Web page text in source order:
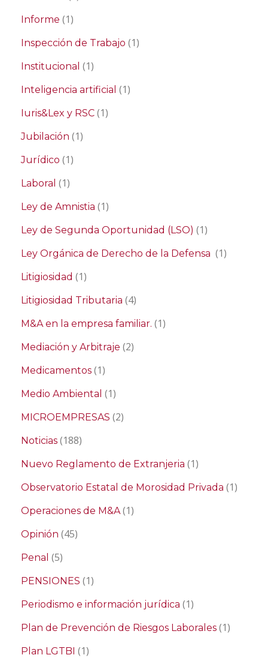
Informe (1)
Inspección de Trabajo (1)
Institucional (1)
Inteligencia artificial (1)
Iuris&Lex y RSC (1)
Jubilación (1)
Jurídico (1)
Laboral (1)
Ley de Amnistia (1)
Ley de Segunda Oportunidad (LSO) (1)
Ley Orgánica de Derecho de la Defensa (1)
Litigiosidad (1)
Litigiosidad Tributaria (4)
M&A en la empresa familiar. (1)
Mediación y Arbitraje (2)
Medicamentos (1)
Medio Ambiental (1)
MICROEMPRESAS (2)
Noticias (188)
Nuevo Reglamento de Extranjeria (1)
Observatorio Estatal de Morosidad Privada (1)
Operaciones de M&A(1)
Opinión (45)
Penal (5)
PENSIONES (1)
Periodismo e información jurídica (1)
Plan de Prevención de Riesgos Laborales (1)
Plan LGTBI (1)